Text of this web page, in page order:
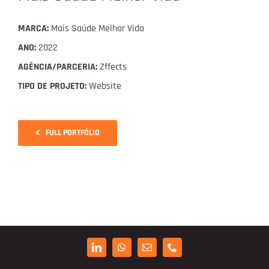
Contactos
MARCA:Mais Saúde Melhor Vida
ANO:2022
AGÊNCIA/PARCERIA:Zffects
TIPO DE PROJETO:Website
FULL PORTFÓLIO